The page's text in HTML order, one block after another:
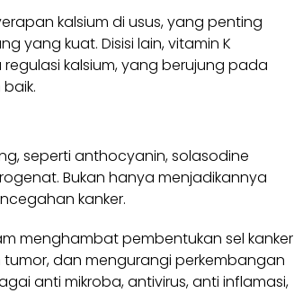
kalsium di usus, yang penting
yang kuat. Disisi lain, vitamin K
kalsium, yang berujung pada
seperti anthocyanin, solasodine
Bukan hanya menjadikannya
kanker.
menghambat pembentukan sel kanker
dan mengurangi perkembangan
anti mikroba, antivirus, anti inflamasi,